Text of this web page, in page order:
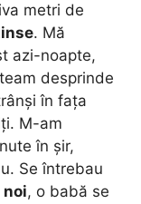
metri de
. Mă
azi-noapte,
desprinde
în fața
M-am
în șir,
Se întrebau
noi, o babă se